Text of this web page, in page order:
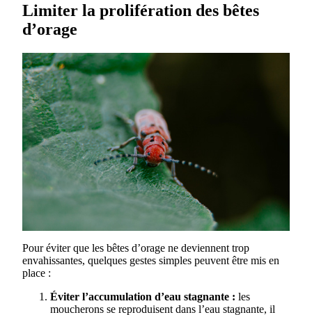
Limiter la prolifération des bêtes
d’orage
Pour éviter que les bêtes d’orage ne deviennent trop
envahissantes, quelques gestes simples peuvent être mis en
place :
Éviter l’accumulation d’eau stagnante : les
moucherons se reproduisent dans l’eau stagnante, il